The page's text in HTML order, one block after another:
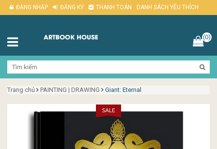
ĐĂNG NHẬP ĐĂNG KÝ THANH TOÁN DANH SÁCH YÊU THÍCH
(0)
Trang chủ PAINTING | DRAWING Giant: Eternal